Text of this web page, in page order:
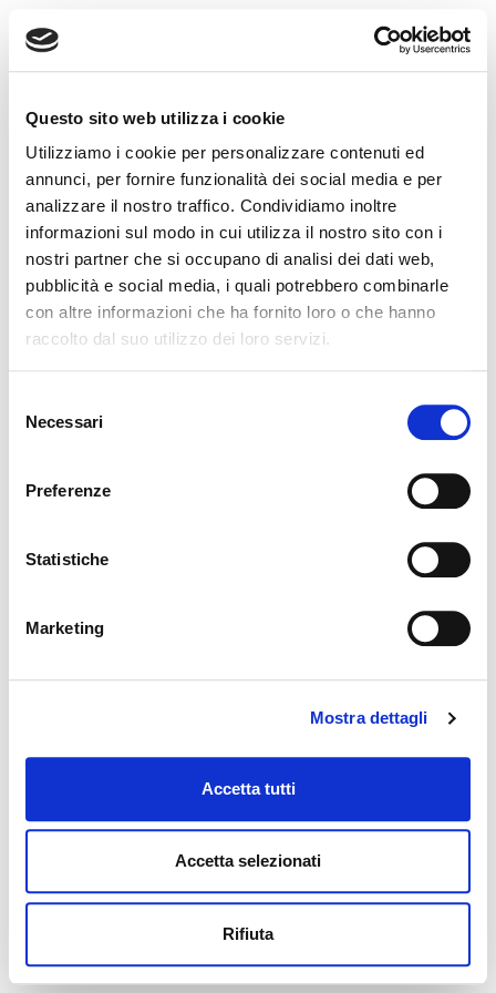
Questo sito web utilizza i cookie
Utilizziamo i cookie per personalizzare contenuti ed
annunci, per fornire funzionalità dei social media e per
analizzare il nostro traffico. Condividiamo inoltre
informazioni sul modo in cui utilizza il nostro sito con i
nostri partner che si occupano di analisi dei dati web,
pubblicità e social media, i quali potrebbero combinarle
con altre informazioni che ha fornito loro o che hanno
raccolto dal suo utilizzo dei loro servizi.
delNecessari
Preferenze
Statistiche
Marketing
Mostra dettagli
Accetta tutti
Accetta selezionati
Rifiuta
MENU